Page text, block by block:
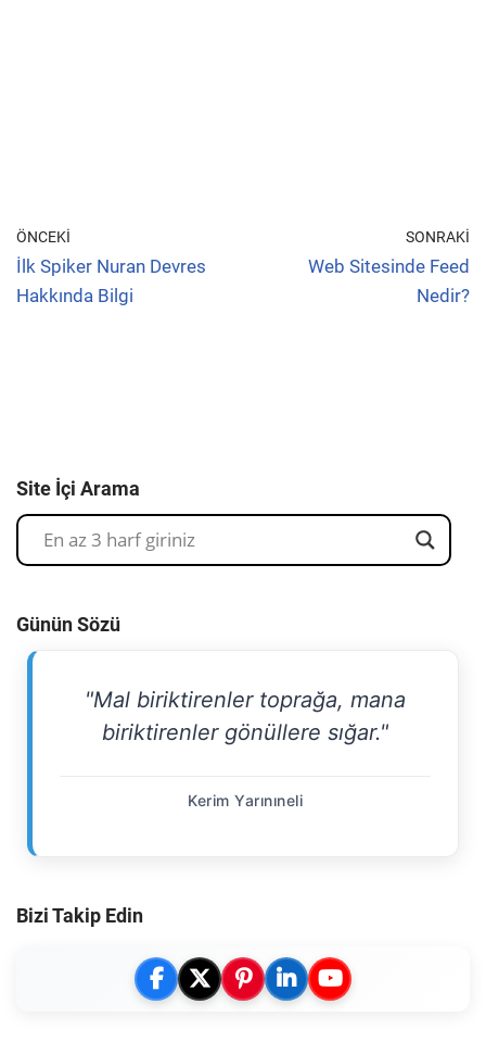
ÖNCEKI
İlk Spiker Nuran Devres
Hakkında Bilgi
SONRAKI
Web Sitesinde Feed
Nedir?
Site İçi Arama
Günün Sözü
"Mal biriktirenler toprağa, mana
biriktirenler gönüllere sığar."
Kerim Yarınıneli
Bizi Takip Edin